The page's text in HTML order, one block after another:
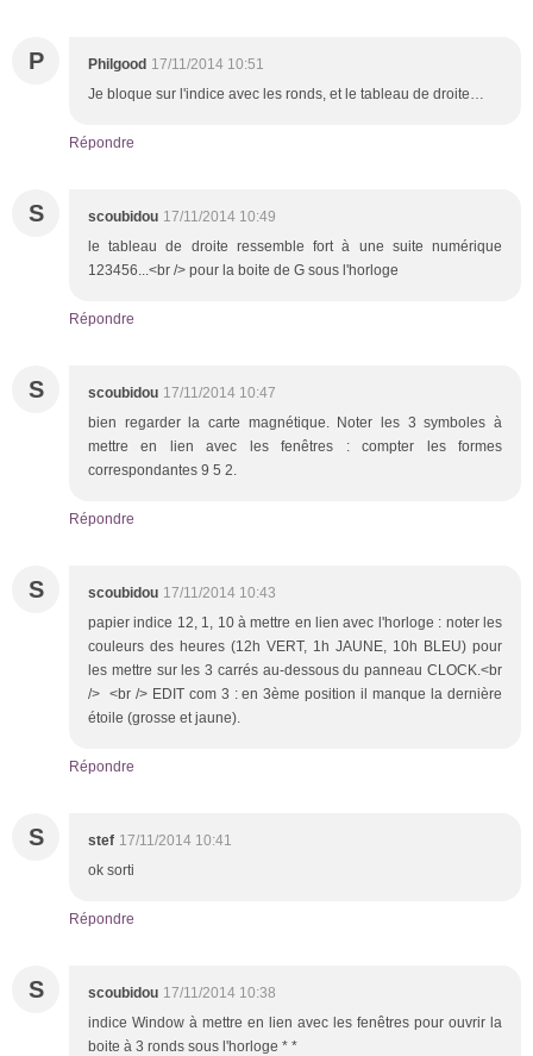
P Philgood 17/11/2014 10:51
Je bloque sur l'indice avec les ronds, et le tableau de droite…
Répondre
S scoubidou 17/11/2014 10:49
le tableau de droite ressemble fort à une suite numérique
123456...<br /> pour la boite de G sous l'horloge
Répondre
S scoubidou 17/11/2014 10:47
bien regarder la carte magnétique. Noter les 3 symboles à
mettre en lien avec les fenêtres : compter les formes
correspondantes 9 5 2.
Répondre
S scoubidou 17/11/2014 10:43
papier indice 12, 1, 10 à mettre en lien avec l'horloge : noter les
couleurs des heures (12h VERT, 1h JAUNE, 10h BLEU) pour
les mettre sur les 3 carrés au-dessous du panneau CLOCK.<br
/> <br /> EDIT com 3 : en 3ème position il manque la dernière
étoile (grosse et jaune).
Répondre
S stef 17/11/2014 10:41
ok sorti
Répondre
S scoubidou 17/11/2014 10:38
indice Window à mettre en lien avec les fenêtres pour ouvrir la
boite à 3 ronds sous l'horloge * *